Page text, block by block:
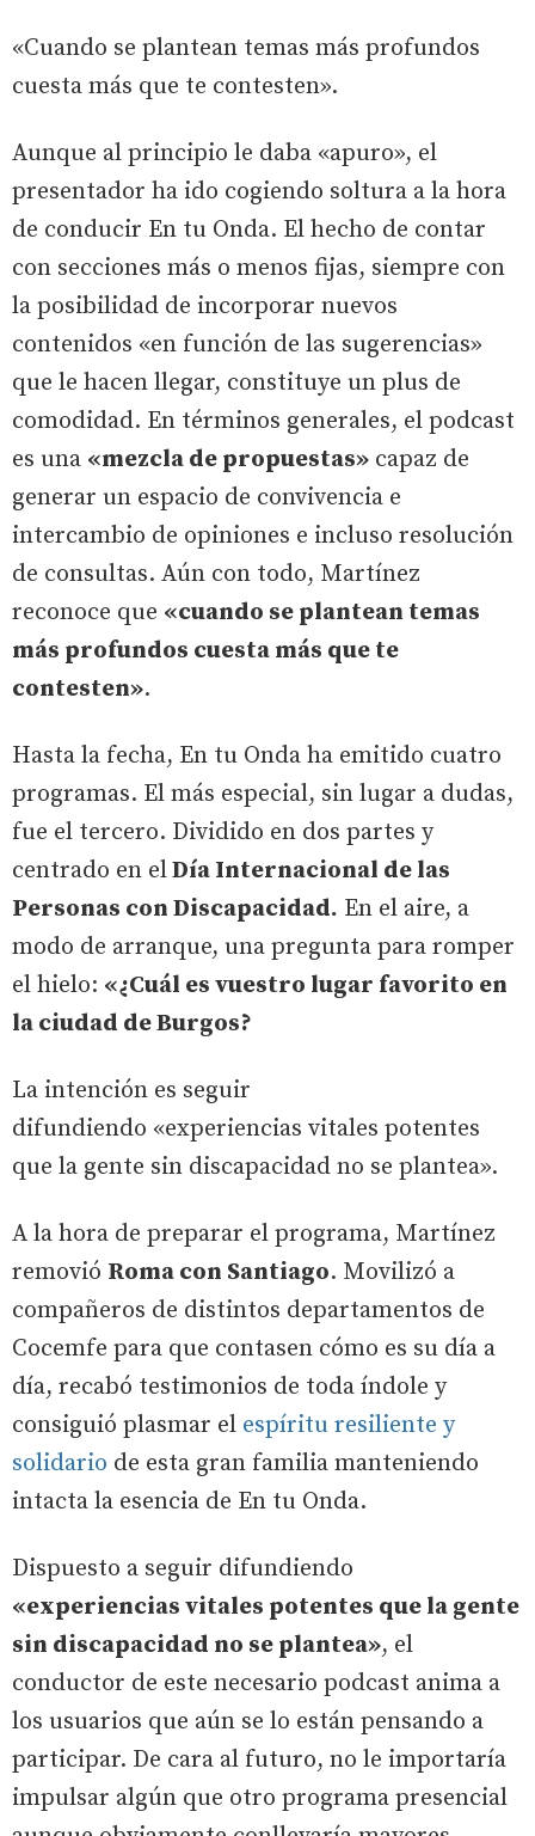
«Cuando se plantean temas más profundos
cuesta más que te contesten».
Aunque al principio le daba «apuro», el
presentador ha ido cogiendo soltura a la hora
de conducir En tu Onda. El hecho de contar
con secciones más o menos fijas, siempre con
la posibilidad de incorporar nuevos
contenidos «en función de las sugerencias»
que le hacen llegar, constituye un plus de
comodidad. En términos generales, el podcast
es una «mezcla de propuestas» capaz de
generar un espacio de convivencia e
intercambio de opiniones e incluso resolución
de consultas. Aún con todo, Martínez
reconoce que «cuando se plantean temas
más profundos cuesta más que te
contesten».
Hasta la fecha, En tu Onda ha emitido cuatro
programas. El más especial, sin lugar a dudas,
fue el tercero. Dividido en dos partes y
centrado en elDía Internacional de las
Personas con Discapacidad. En el aire, a
modo de arranque, una pregunta para romper
el hielo: «¿Cuál es vuestro lugar favorito en
la ciudad de Burgos?
La intención es seguir
difundiendo «experiencias vitales potentes
que la gente sin discapacidad no se plantea».
A la hora de preparar el programa, Martínez
removió Roma con Santiago. Movilizó a
compañeros de distintos departamentos de
Cocemfe para que contasen cómo es su día a
día, recabó testimonios de toda índole y
consiguió plasmar el espíritu resiliente y
solidario de esta gran familia manteniendo
intacta la esencia de En tu Onda.
Dispuesto a seguir difundiendo
«experiencias vitales potentes que la gente
sin discapacidad no se plantea», el
conductor de este necesario podcast anima a
los usuarios que aún se lo están pensando a
participar. De cara al futuro, no le importaría
impulsar algún que otro programa presencial